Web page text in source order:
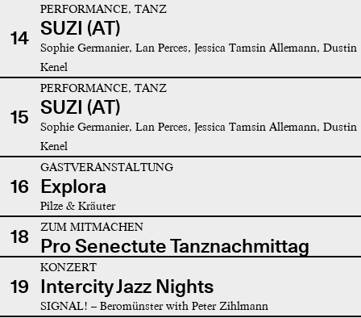
14
PERFORMANCE, TANZ
SUZI (AT)
Sophie Germanier, Lan Perces, Jessica Tamsin Allemann, Dustin
Kenel
15
PERFORMANCE, TANZ
SUZI (AT)
Sophie Germanier, Lan Perces, Jessica Tamsin Allemann, Dustin
Kenel
16
GASTVERANSTALTUNG
Explora
Pilze & Kräuter
18 ZUM MITMACHEN
Pro Senectute Tanznachmittag
19
KONZERT
Intercity Jazz Nights
SIGNAL! – Beromünster with Peter Zihlmann